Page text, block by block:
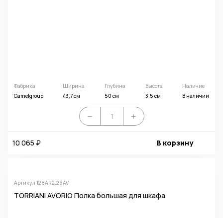
Фабрика
Camelgroup
Ширина
43,7 см
Глубина
50 см
Высота
3,5 см
Наличие
В наличии
10 065 ₽ В корзину
Артикул 128AR2.26AV
TORRIANI AVORIO Полка большая для шкафа